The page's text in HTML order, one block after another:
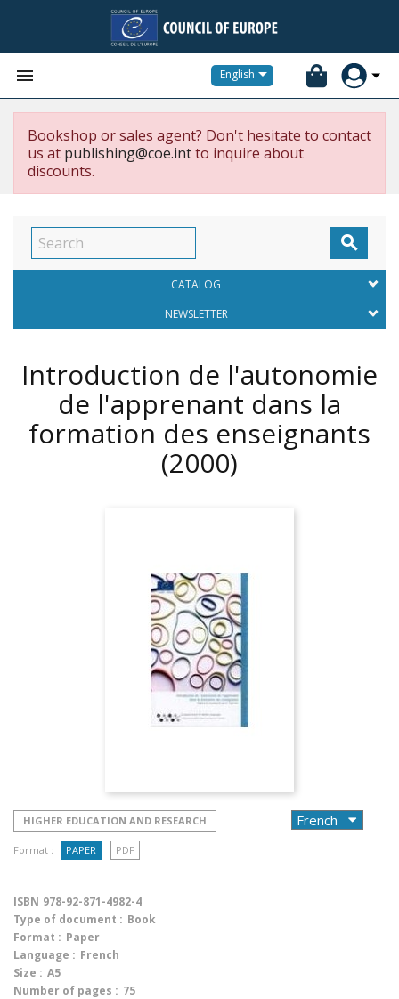
 English
Bookshop or sales agent? Don't hesitate to contact
us at publishing@coe.intto inquire about
discounts.

CATALOG
NEWSLETTER
Introduction de l'autonomie
de l'apprenant dans la
formation des enseignants
(2000)
HIGHER EDUCATION AND RESEARCH
Format : PAPER PDF
ISBN 978-92-871-4982-4
Type of document : Book
Format : Paper
Language : French
Size : A5
Number of pages : 75